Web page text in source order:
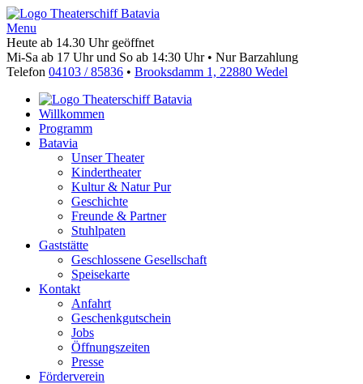
Menu
Heute ab 14.30 Uhr geöffnet
Mi-Sa ab 17 Uhr und So ab 14:30 Uhr • Nur Barzahlung
Telefon 04103 / 85836 • Brooksdamm 1, 22880 Wedel
Willkommen
Programm
Batavia
Unser Theater
Kindertheater
Kultur & Natur Pur
Geschichte
Freunde & Partner
Stuhlpaten
Gaststätte
Geschlossene Gesellschaft
Speisekarte
Kontakt
Anfahrt
Geschenkgutschein
Jobs
Öffnungszeiten
Presse
Förderverein